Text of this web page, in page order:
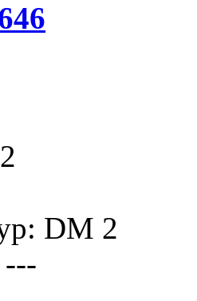
DM 2
---